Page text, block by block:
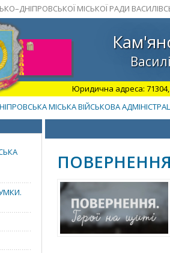
МІСЬКОЇ РАДИ
Юридична адреса: 71304,
МІСЬКА ВІЙСЬКОВА